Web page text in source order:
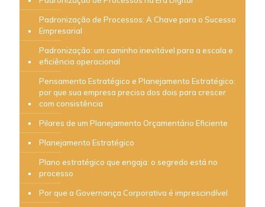
Padronização de Processos: A Chave para o Sucesso
Empresarial
Padronização: um caminho inevitável para a escala e
eficiência operacional
Pensamento Estratégico e Planejamento Estratégico:
por que sua empresa precisa dos dois para crescer
com consistência
Pilares de um Planejamento Orçamentário Eficiente
Planejamento Estratégico
Plano estratégico que engaja: o segredo está no
processo
Por que a Governança Corporativa é imprescindível